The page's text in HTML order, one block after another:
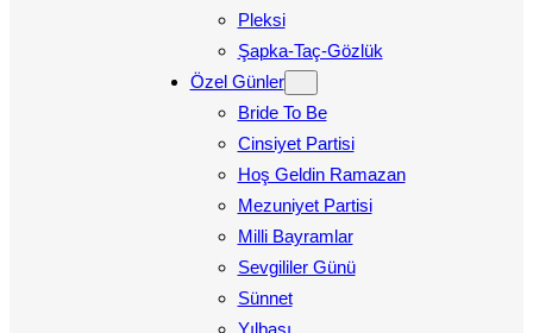
Pleksi
Şapka-Taç-Gözlük
Özel Günler
Bride To Be
Cinsiyet Partisi
Hoş Geldin Ramazan
Mezuniyet Partisi
Milli Bayramlar
Sevgililer Günü
Sünnet
Yılbaşı